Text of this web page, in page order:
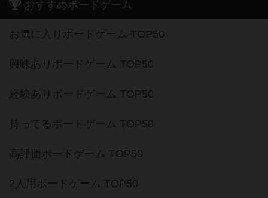
おすすめボードゲーム
お気に入りボードゲーム TOP50
興味ありボードゲーム TOP50
経験ありボードゲーム TOP50
持ってるボードゲーム TOP50
高評価ボードゲーム TOP50
2人用ボードゲーム TOP50